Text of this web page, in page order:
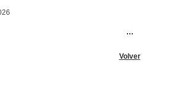
...
Volver